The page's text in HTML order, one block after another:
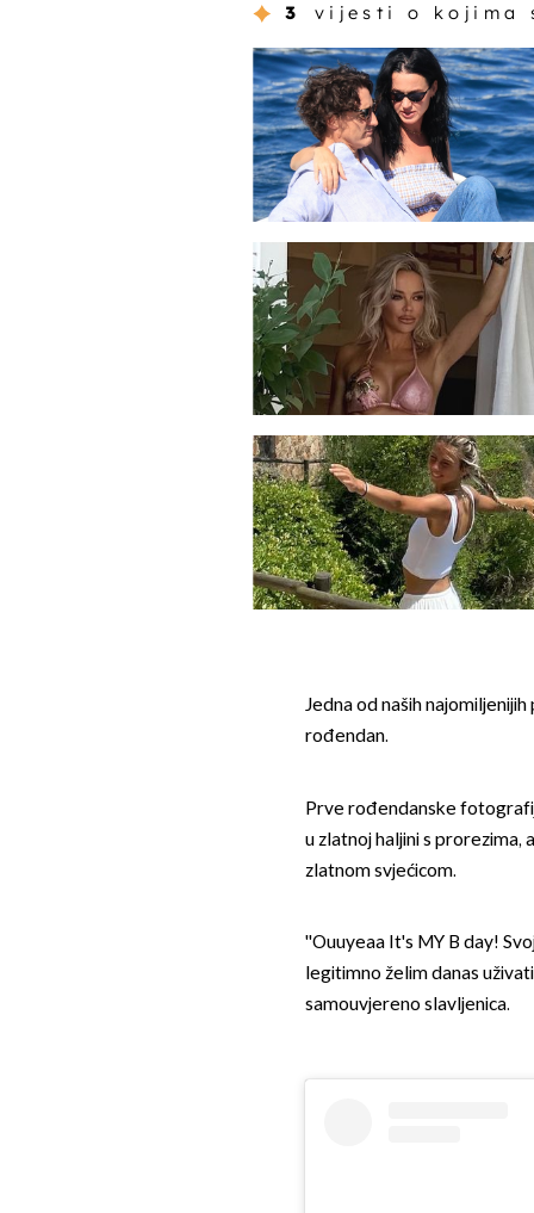
3 vijesti o kojima
Jedna od naših
rođendan.
Prve rođendanske
u zlatnoj haljini s prorezima,
zlatnom svjećicom.
''Ouuyeaa It's MY B day!
legitimno želim danas
samouvjereno slavljenica.